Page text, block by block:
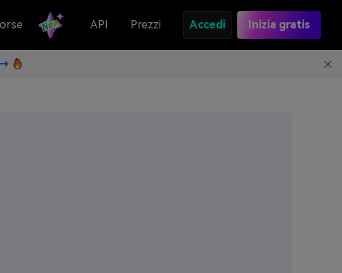
API Prezzi Accedi Inizia gratis